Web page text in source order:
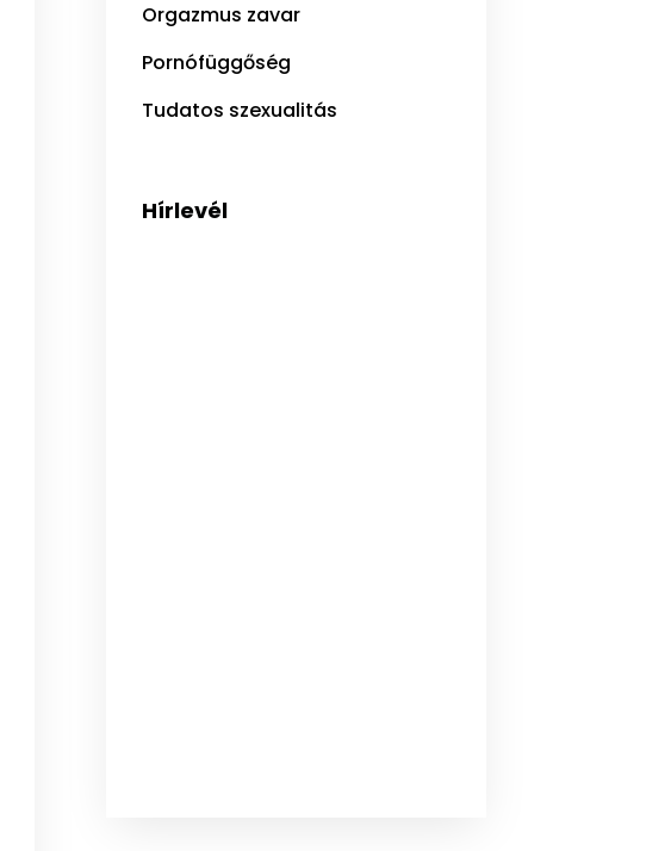
Orgazmus zavar
Pornófüggőség
Tudatos szexualitás
Hírlevél